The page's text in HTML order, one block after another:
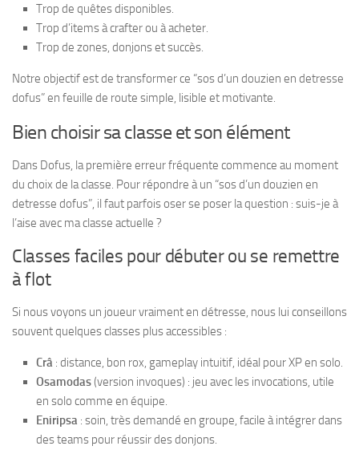
Trop de quêtes disponibles.
Trop d’items à crafter ou à acheter.
Trop de zones, donjons et succès.
Notre objectif est de transformer ce “sos d’un douzien en detresse
dofus” en feuille de route simple, lisible et motivante.
Bien choisir sa classe et son élément
Dans Dofus, la première erreur fréquente commence au moment
du choix de la classe. Pour répondre à un “sos d’un douzien en
detresse dofus”, il faut parfois oser se poser la question : suis-je à
l’aise avec ma classe actuelle ?
Classes faciles pour débuter ou se remettre
à flot
Si nous voyons un joueur vraiment en détresse, nous lui conseillons
souvent quelques classes plus accessibles :
Crâ : distance, bon rox, gameplay intuitif, idéal pour XP en solo.
Osamodas(version invoques) : jeu avec les invocations, utile
en solo comme en équipe.
Eniripsa : soin, très demandé en groupe, facile à intégrer dans
des teams pour réussir des donjons.